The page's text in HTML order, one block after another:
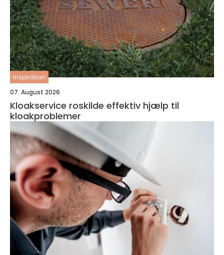
inspiration
07. August 2026
Kloakservice roskilde effektiv hjælp til
kloakproblemer